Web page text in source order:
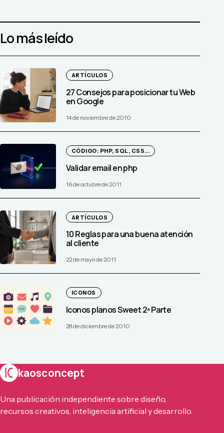
Lo más leído
ARTÍCULOS
27 Consejos para posicionar tu Web
en Google
14 de noviembre de 2010
CÓDIGO: PHP, SQL, CSS...
Validar email en php
16 de octubre de 2011
ARTÍCULOS
10 Reglas para una buena atención
al cliente
22 de mayo de 2011
ICONOS
Iconos planos Sweet 2ª Parte
28 de diciembre de 2010
kaosconcept
Una publicación independiente sobre diseño,
recursos creativos, inteligencia artificial y desarrollo.